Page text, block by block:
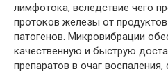
лимфотока, вследствие чего
протоков железы от
патогенов. Микровибрации
качественную и быструю
препаратов в очаг